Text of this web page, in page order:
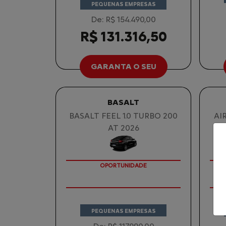
PEQUENAS EMPRESAS
De: R$ 154.490,00
R$ 131.316,50
GARANTA O SEU
BASALT
BASALT FEEL 1.0 TURBO 200
AT 2026
OPORTUNIDADE
PEQUENAS EMPRESAS